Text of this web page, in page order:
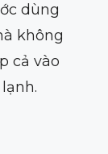
dùng
không
cả vào